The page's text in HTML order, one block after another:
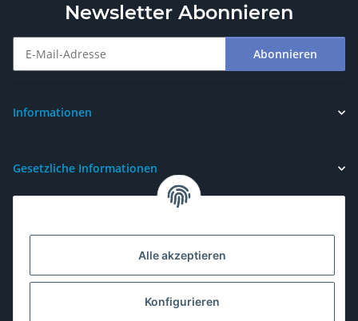
Alle akzeptieren
Konfigurieren
Newsletter Abonnieren
Abonnieren
Informationen
Gesetzliche Informationen